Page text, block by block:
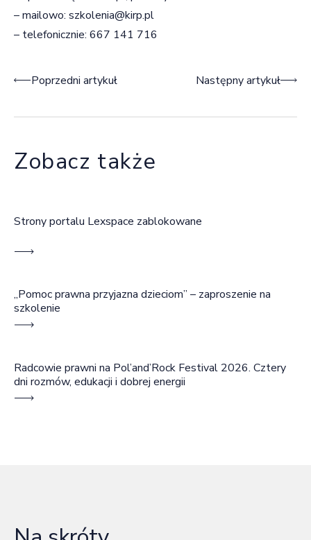
– mailowo: szkolenia@kirp.pl
– telefonicznie: 667 141 716
Nawigacja wpisu
Poprzedni artykuł Następny artykuł
Zobacz także
Strony portalu Lexspace zablokowane
„Pomoc prawna przyjazna dzieciom” – zaproszenie na
szkolenie
Radcowie prawni na Pol’and’Rock Festival 2026. Cztery
dni rozmów, edukacji i dobrej energii